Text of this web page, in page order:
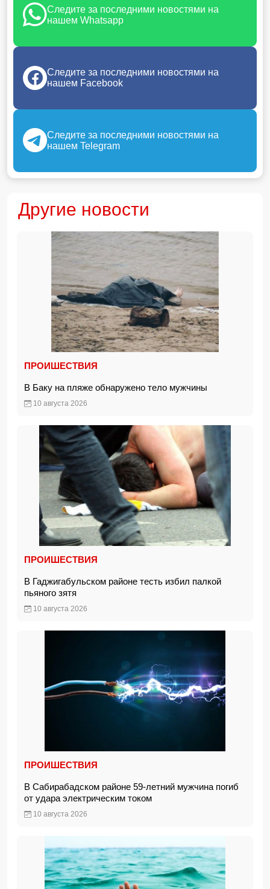
Следите за последними новостями на
нашем Whatsapp
Следите за последними новостями на
нашем Facebook
Следите за последними новостями на
нашем Telegram
Другие новости
ПРОИШЕСТВИЯ
В Баку на пляже обнаружено тело мужчины
10 августа 2026
ПРОИШЕСТВИЯ
В Гаджигабульском районе тесть избил палкой
пьяного зятя
10 августа 2026
ПРОИШЕСТВИЯ
В Сабирабадском районе 59-летний мужчина погиб
от удара электрическим током
10 августа 2026